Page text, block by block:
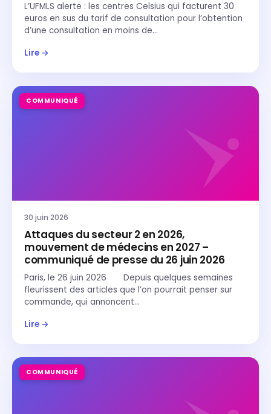
L’UFMLS alerte : les centres Celsius qui facturent 30
euros en sus du tarif de consultation pour l’obtention
d’une consultation en moins de…
Lire →
COMMUNIQUÉ
30 juin 2026
Attaques du secteur 2 en 2026,
mouvement de médecins en 2027 –
communiqué de presse du 26 juin 2026
Paris, le 26 juin 2026 Depuis quelques semaines
fleurissent des articles que l’on pourrait penser sur
commande, qui annoncent…
Lire →
COMMUNIQUÉ